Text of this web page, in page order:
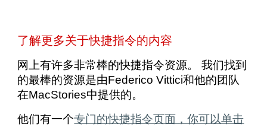
了解更多关于快捷指令的内容
网上有许多非常棒的快捷指令资源。 我们找到
的最棒的资源是由Federico Vittici和他的团队
在MacStories中提供的。
他们有一个专门的快捷指令页面，你可以单击